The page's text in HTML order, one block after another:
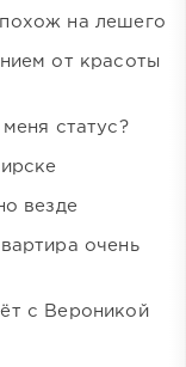
на лешего
от красоты
статус?
везде
очень
с Вероникой